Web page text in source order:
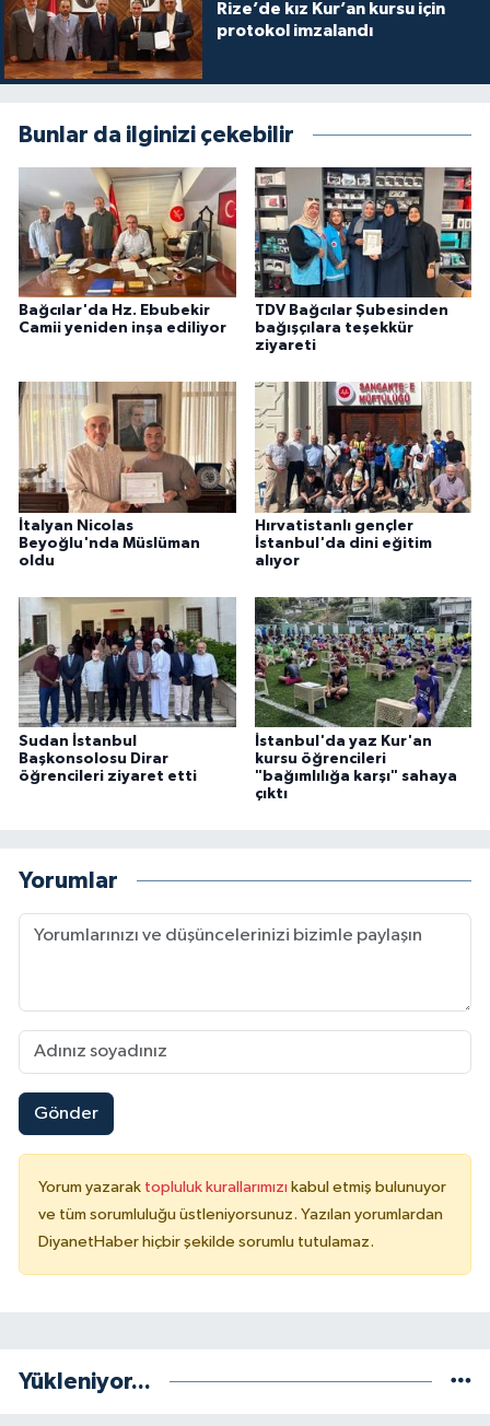
Rize’de kız Kur’an kursu için
protokol imzalandı
Bunlar da ilginizi çekebilir
Bağcılar'da Hz. Ebubekir
Camii yeniden inşa ediliyor
TDV Bağcılar Şubesinden
bağışçılara teşekkür
ziyareti
İtalyan Nicolas
Beyoğlu'nda Müslüman
oldu
Hırvatistanlı gençler
İstanbul'da dini eğitim
alıyor
Sudan İstanbul
Başkonsolosu Dirar
öğrencileri ziyaret etti
İstanbul'da yaz Kur'an
kursu öğrencileri
"bağımlılığa karşı" sahaya
çıktı
Yorumlar
Gönder
Yorum yazarak topluluk kurallarımızı kabul etmiş bulunuyor
ve tüm sorumluluğu üstleniyorsunuz. Yazılan yorumlardan
DiyanetHaber hiçbir şekilde sorumlu tutulamaz.
Yükleniyor...
Niğde Müftülüğü
Osmaniye Müftülüğü
Rize Müftülüğü
Sakarya Müftülüğü
Samsun Müftülüğü
Siirt Müftülüğü
Sinop Müftülüğü
Sivas Müftülüğü
Şanlıurfa Müftülüğü
Şırnak Müftülüğü
Tekirdağ Müftülüğü
Tokat Müftülüğü
Trabzon Müftülüğü
Uşak Müftülüğü
Van Müftülüğü
Yozgat Müftülüğü
Zonguldak Müftülüğü